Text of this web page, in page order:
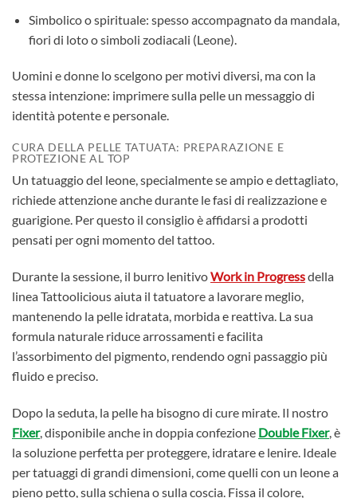
Simbolico o spirituale: spesso accompagnato da mandala,
fiori di loto o simboli zodiacali (Leone).
Uomini e donne lo scelgono per motivi diversi, ma con la
stessa intenzione: imprimere sulla pelle un messaggio di
identità potente e personale.
CURA DELLA PELLE TATUATA: PREPARAZIONE E
PROTEZIONE AL TOP
Un tatuaggio del leone, specialmente se ampio e dettagliato,
richiede attenzione anche durante le fasi di realizzazione e
guarigione. Per questo il consiglio è affidarsi a prodotti
pensati per ogni momento del tattoo.
Durante la sessione, il burro lenitivoWork in Progressdella
linea Tattoolicious aiuta il tatuatore a lavorare meglio,
mantenendo la pelle idratata, morbida e reattiva. La sua
formula naturale riduce arrossamenti e facilita
l’assorbimento del pigmento, rendendo ogni passaggio più
fluido e preciso.
Dopo la seduta, la pelle ha bisogno di cure mirate. Il nostro
Fixer, disponibile anche in doppia confezione Double Fixer, è
la soluzione perfetta per proteggere, idratare e lenire. Ideale
per tatuaggi di grandi dimensioni, come quelli con un leone a
pieno petto, sulla schiena o sulla coscia. Fissa il colore,